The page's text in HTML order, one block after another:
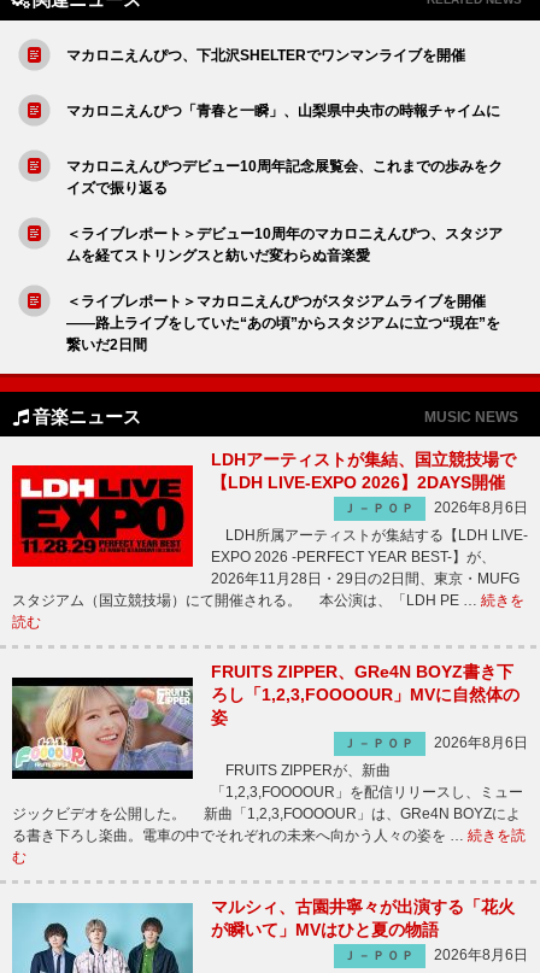
マカロニえんぴつ、下北沢SHELTERでワンマンライブを開催
マカロニえんぴつ「青春と一瞬」、山梨県中央市の時報チャイムに
マカロニえんぴつデビュー10周年記念展覧会、これまでの歩みをク
イズで振り返る
＜ライブレポート＞デビュー10周年のマカロニえんぴつ、スタジア
ムを経てストリングスと紡いだ変わらぬ音楽愛
＜ライブレポート＞マカロニえんぴつがスタジアムライブを開催
――路上ライブをしていた“あの頃”からスタジアムに立つ“現在”を
繋いだ2日間
音楽ニュース MUSIC NEWS
LDHアーティストが集結、国立競技場で
【LDH LIVE-EXPO 2026】2DAYS開催
Ｊ－ＰＯＰ
2026年8月6日
LDH所属アーティストが集結する【LDH LIVE-
EXPO 2026 -PERFECT YEAR BEST-】が、
2026年11月28日・29日の2日間、東京・MUFG
スタジアム（国立競技場）にて開催される。 本公演は、「LDH PE … 続きを
読む
FRUITS ZIPPER、GRe4N BOYZ書き下
ろし「1,2,3,FOOOOUR」MVに自然体の
姿
Ｊ－ＰＯＰ
2026年8月6日
FRUITS ZIPPERが、新曲
「1,2,3,FOOOOUR」を配信リリースし、ミュー
ジックビデオを公開した。 新曲「1,2,3,FOOOOUR」は、GRe4N BOYZによ
る書き下ろし楽曲。電車の中でそれぞれの未来へ向かう人々の姿を … 続きを読
む
マルシィ、古園井寧々が出演する「花火
が瞬いて」MVはひと夏の物語
Ｊ－ＰＯＰ
2026年8月6日